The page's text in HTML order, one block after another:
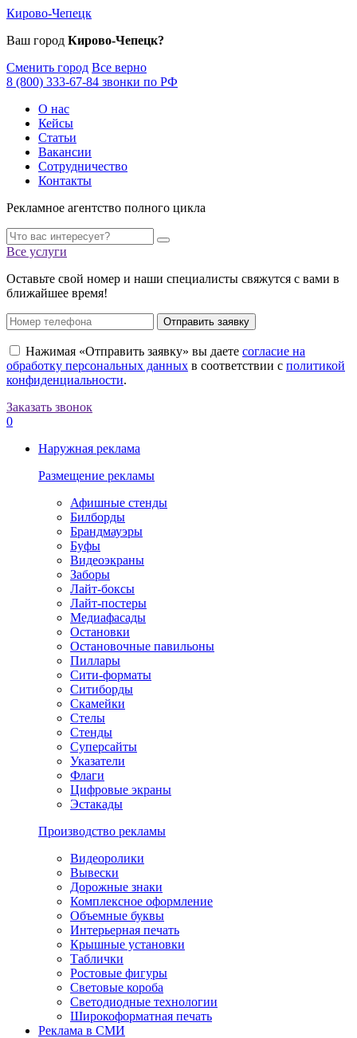
Кирово-Чепецк
Ваш город Кирово-Чепецк?
Сменить город Все верно
8 (800) 333-67-84 звонки по РФ
О нас
Кейсы
Статьи
Вакансии
Сотрудничество
Контакты
Рекламное агентство полного цикла
Все услуги
Оставьте свой номер и наши специалисты свяжутся с вами в
ближайшее время!
Отправить заявку
Нажимая «Отправить заявку» вы даете согласие на
обработку персональных данных в соответствии с политикой
конфиденциальности.
Заказать звонок
0
Наружная реклама
Размещение рекламы
Афишные стенды
Билборды
Брандмауэры
Буфы
Видеоэкраны
Заборы
Лайт-боксы
Лайт-постеры
Медиафасады
Остановки
Остановочные павильоны
Пиллары
Сити-форматы
Ситиборды
Скамейки
Стелы
Стенды
Суперсайты
Указатели
Флаги
Цифровые экраны
Эстакады
Производство рекламы
Видеоролики
Вывески
Дорожные знаки
Комплексное оформление
Объемные буквы
Интерьерная печать
Крышные установки
Таблички
Ростовые фигуры
Световые короба
Светодиодные технологии
Широкоформатная печать
Реклама в СМИ